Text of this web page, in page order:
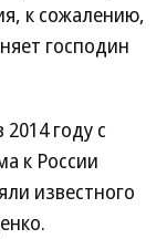
к сожалению,
господин
году с
к России
известного